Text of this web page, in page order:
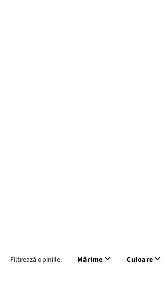
Filtrează opiniile: Mărime Culoare